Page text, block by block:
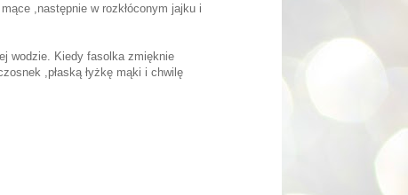
,następnie w rozkłóconym jajku i
wodzie. Kiedy fasolka zmięknie
,płaską łyżkę mąki i chwilę